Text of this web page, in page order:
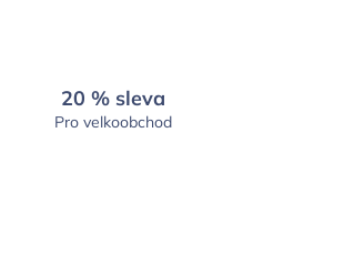
20 % sleva
Pro velkoobchod